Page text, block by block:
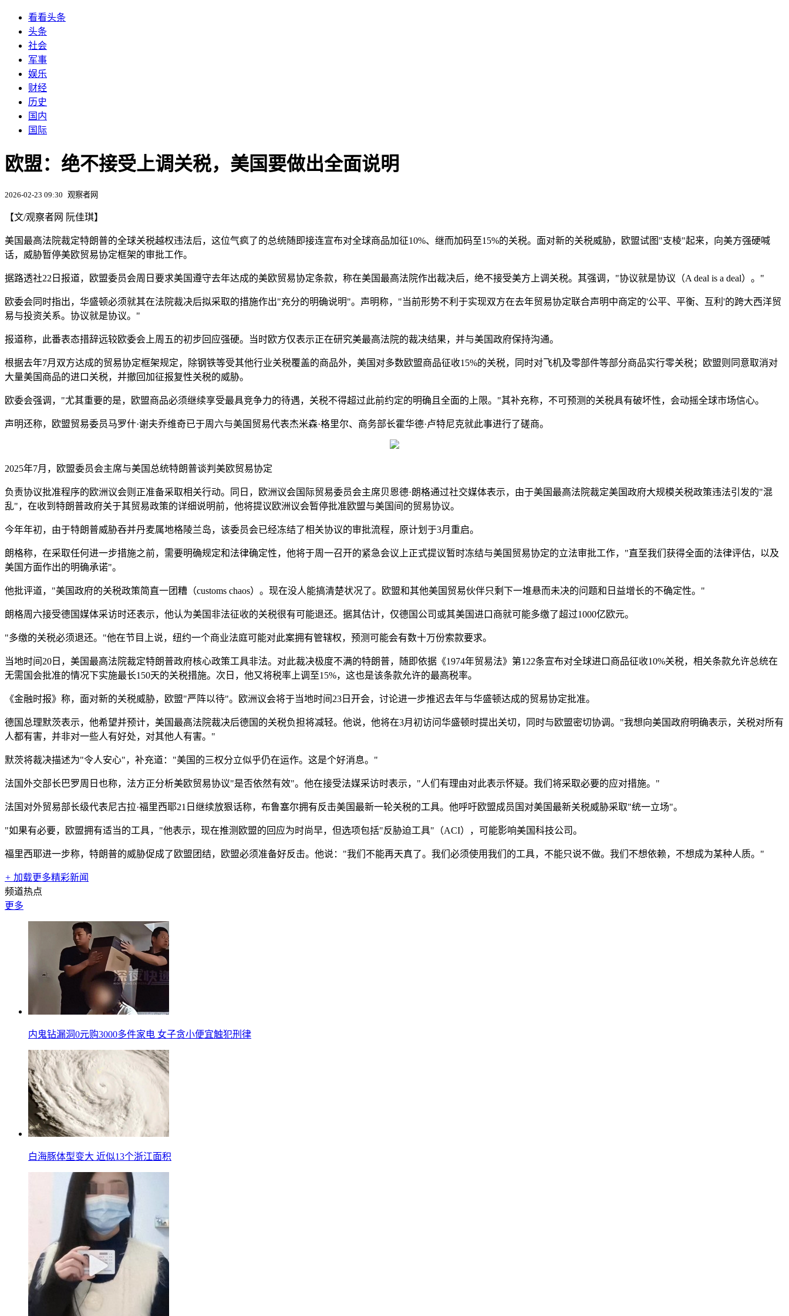
看看头条
头条
社会
军事
娱乐
财经
历史
国内
国际
欧盟：绝不接受上调关税，美国要做出全面说明
2026-02-23 09:30 观察者网
【文/观察者网 阮佳琪】
美国最高法院裁定特朗普的全球关税越权违法后，这位气疯了的总统随即接连宣布对全球商品加征10%、继而加码至15%的关税。面对新的关税威胁，欧盟试图"支棱"起来，向美方强硬喊
话，威胁暂停美欧贸易协定框架的审批工作。
据路透社22日报道，欧盟委员会周日要求美国遵守去年达成的美欧贸易协定条款，称在美国最高法院作出裁决后，绝不接受美方上调关税。其强调，"协议就是协议（A deal is a deal）。"
欧委会同时指出，华盛顿必须就其在法院裁决后拟采取的措施作出"充分的明确说明"。声明称，"当前形势不利于实现双方在去年贸易协定联合声明中商定的'公平、平衡、互利'的跨大西洋贸
易与投资关系。协议就是协议。"
报道称，此番表态措辞远较欧委会上周五的初步回应强硬。当时欧方仅表示正在研究美最高法院的裁决结果，并与美国政府保持沟通。
根据去年7月双方达成的贸易协定框架规定，除钢铁等受其他行业关税覆盖的商品外，美国对多数欧盟商品征收15%的关税，同时对飞机及零部件等部分商品实行零关税；欧盟则同意取消对
大量美国商品的进口关税，并撤回加征报复性关税的威胁。
欧委会强调，"尤其重要的是，欧盟商品必须继续享受最具竞争力的待遇，关税不得超过此前约定的明确且全面的上限。"其补充称，不可预测的关税具有破坏性，会动摇全球市场信心。
声明还称，欧盟贸易委员马罗什·谢夫乔维奇已于周六与美国贸易代表杰米森·格里尔、商务部长霍华德·卢特尼克就此事进行了磋商。
2025年7月，欧盟委员会主席与美国总统特朗普谈判美欧贸易协定
负责协议批准程序的欧洲议会则正准备采取相关行动。同日，欧洲议会国际贸易委员会主席贝恩德·朗格通过社交媒体表示，由于美国最高法院裁定美国政府大规模关税政策违法引发的"混
乱"，在收到特朗普政府关于其贸易政策的详细说明前，他将提议欧洲议会暂停批准欧盟与美国间的贸易协议。
今年年初，由于特朗普威胁吞并丹麦属地格陵兰岛，该委员会已经冻结了相关协议的审批流程，原计划于3月重启。
朗格称，在采取任何进一步措施之前，需要明确规定和法律确定性，他将于周一召开的紧急会议上正式提议暂时冻结与美国贸易协定的立法审批工作，"直至我们获得全面的法律评估，以及
美国方面作出的明确承诺"。
他批评道，"美国政府的关税政策简直一团糟（customs chaos）。现在没人能搞清楚状况了。欧盟和其他美国贸易伙伴只剩下一堆悬而未决的问题和日益增长的不确定性。"
朗格周六接受德国媒体采访时还表示，他认为美国非法征收的关税很有可能退还。据其估计，仅德国公司或其美国进口商就可能多缴了超过1000亿欧元。
"多缴的关税必须退还。"他在节目上说，纽约一个商业法庭可能对此案拥有管辖权，预测可能会有数十万份索款要求。
当地时间20日，美国最高法院裁定特朗普政府核心政策工具非法。对此裁决极度不满的特朗普，随即依据《1974年贸易法》第122条宣布对全球进口商品征收10%关税，相关条款允许总统在
无需国会批准的情况下实施最长150天的关税措施。次日，他又将税率上调至15%，这也是该条款允许的最高税率。
《金融时报》称，面对新的关税威胁，欧盟"严阵以待"。欧洲议会将于当地时间23日开会，讨论进一步推迟去年与华盛顿达成的贸易协定批准。
德国总理默茨表示，他希望并预计，美国最高法院裁决后德国的关税负担将减轻。他说，他将在3月初访问华盛顿时提出关切，同时与欧盟密切协调。"我想向美国政府明确表示，关税对所有
人都有害，并非对一些人有好处，对其他人有害。"
默茨将裁决描述为"令人安心"，补充道："美国的三权分立似乎仍在运作。这是个好消息。"
法国外交部长巴罗周日也称，法方正分析美欧贸易协议"是否依然有效"。他在接受法媒采访时表示，"人们有理由对此表示怀疑。我们将采取必要的应对措施。"
法国对外贸易部长级代表尼古拉·福里西耶21日继续放狠话称，布鲁塞尔拥有反击美国最新一轮关税的工具。他呼吁欧盟成员国对美国最新关税威胁采取"统一立场"。
"如果有必要，欧盟拥有适当的工具，"他表示，现在推测欧盟的回应为时尚早，但选项包括"反胁迫工具"（ACI），可能影响美国科技公司。
福里西耶进一步称，特朗普的威胁促成了欧盟团结，欧盟必须准备好反击。他说："我们不能再天真了。我们必须使用我们的工具，不能只说不做。我们不想依赖，不想成为某种人质。"
+ 加载更多精彩新闻
频道热点
更多
内鬼钻漏洞0元购3000多件家电 女子贪小便宜触犯刑律
白海豚体型变大 近似13个浙江面积